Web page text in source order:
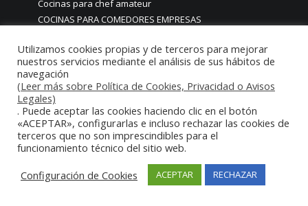
Cocinas para chef amateur
COCINAS PARA COMEDORES EMPRESAS
COCINAS PARA FOODTRUCKS FOOD TRUCK
COCINAS PARA HOSTELERÍA O PARA HOGARES
PARTICULARES
COCINAS PARA HOTELES BUFFETS
COCINAS PARA PARTICULARES Y HOSTELERIA
COCINAS PARA RESTAURANTES
COCINAS PARA RESTAURANTES HOTELES EN MADRID
COCINAS PARA SERVICIO DOMESTICO
COCINAS PARA TERRAZAS EN MADRID ESPAÑA
Utilizamos cookies propias y de terceros para mejorar
nuestros servicios mediante el análisis de sus hábitos de
navegación
(Leer más sobre Política de Cookies, Privacidad o Avisos
Legales)
. Puede aceptar las cookies haciendo clic en el botón
«ACEPTAR», configurarlas e incluso rechazar las cookies de
terceros que no son imprescindibles para el
funcionamiento técnico del sitio web.
Configuración de Cookies
ACEPTAR RECHAZAR